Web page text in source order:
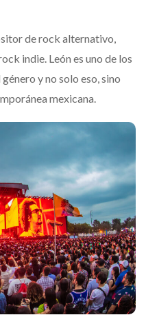
de rock alternativo,
indie. León es uno de los
y no solo eso, sino
mexicana.